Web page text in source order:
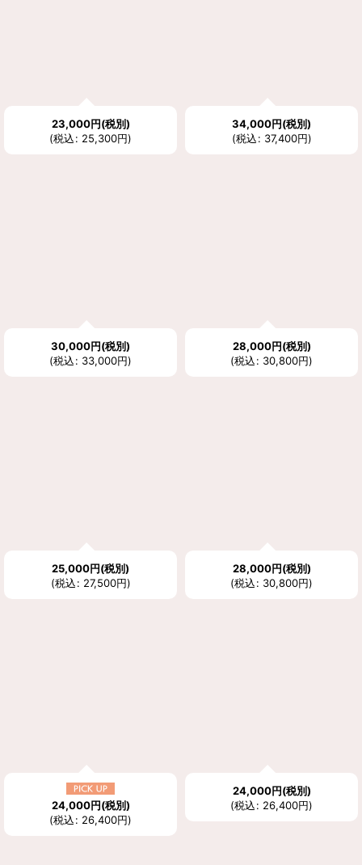
23,000円(税別)
(税込: 25,300円)
34,000円(税別)
(税込: 37,400円)
30,000円(税別)
(税込: 33,000円)
28,000円(税別)
(税込: 30,800円)
25,000円(税別)
(税込: 27,500円)
28,000円(税別)
(税込: 30,800円)
24,000円(税別)
(税込: 26,400円)
24,000円(税別)
(税込: 26,400円)